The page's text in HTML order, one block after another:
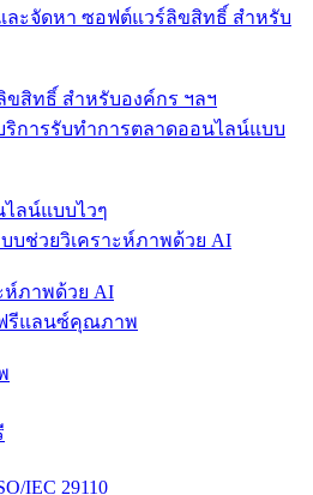
สิทธิ์ สำหรับองค์กร ฯลฯ
ลน์แบบไวๆ
ห์ภาพด้วย AI